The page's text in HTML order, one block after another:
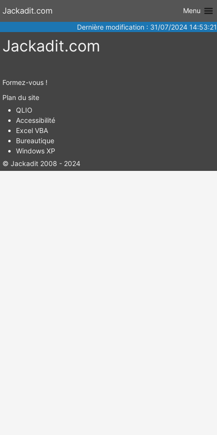
Aller au
Jackadit.com
Menu
Dernière modification : 31/07/2024 14:53:21
Jackadit.com
Formez-vous !
Plan du site
QLIO
Accessibilité
Excel VBA
Bureautique
Windows XP
© Jackadit 2008 - 2024